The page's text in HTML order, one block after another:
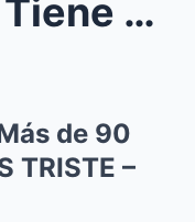
Silviα Pinαl Yα Tiene Más de 90 AÑOS y Cómo VIVE E...
de 90
TRISTE –